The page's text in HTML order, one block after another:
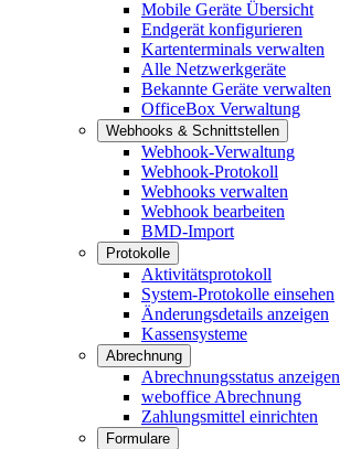
Mobile Geräte Übersicht
Endgerät konfigurieren
Kartenterminals verwalten
Alle Netzwerkgeräte
Bekannte Geräte verwalten
OfficeBox Verwaltung
Webhooks & Schnittstellen
Webhook-Verwaltung
Webhook-Protokoll
Webhooks verwalten
Webhook bearbeiten
BMD-Import
Protokolle
Aktivitätsprotokoll
System-Protokolle einsehen
Änderungsdetails anzeigen
Kassensysteme
Abrechnung
Abrechnungsstatus anzeigen
weboffice Abrechnung
Zahlungsmittel einrichten
Formulare